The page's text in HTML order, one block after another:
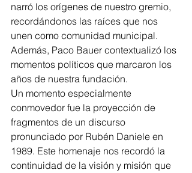
narró los orígenes de nuestro gremio,
recordándonos las raíces que nos
unen como comunidad municipal.
Además, Paco Bauer contextualizó los
momentos políticos que marcaron los
años de nuestra fundación.
Un momento especialmente
conmovedor fue la proyección de
fragmentos de un discurso
pronunciado por Rubén Daniele en
1989. Este homenaje nos recordó la
continuidad de la visión y misión que